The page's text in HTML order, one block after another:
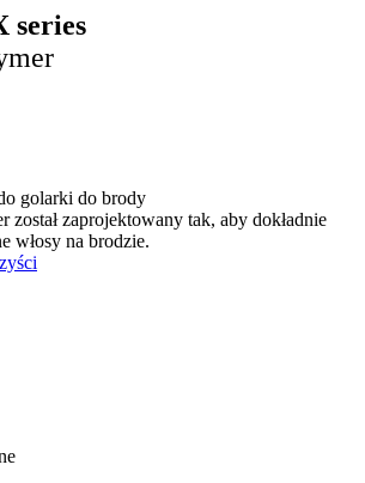
series
golarki do brody
został zaprojektowany tak, aby dokładnie
włosy na brodzie.